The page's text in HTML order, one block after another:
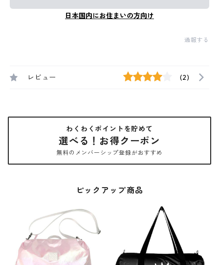
日本国内にお住まいの方向け
通報する
レビュー (2)
わくわくポイントを貯めて
選べる！お得クーポン
無料のメンバーシップ登録がおすすめ
ピックアップ商品